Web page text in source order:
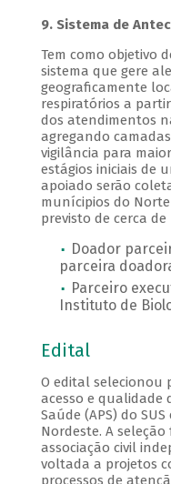
9. Sistema de
Tem como objetivo
sistema que gere
geograficamente
respiratórios a
dos atendimentos
agregando
vigilância para
estágios iniciais de
apoiado serão
munícipios do
previsto de cerca de
Doador
parceira
Parceiro
Instituto de
Edital
O edital selecionou
acesso e qualidade
Saúde (APS) do
Nordeste. A
associação civil
voltada a projetos